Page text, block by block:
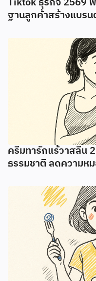
ฐานลูกค้าสร้างแบรน
ครีมทารักแร้วาสลีน
ธรรมชาติ ลดความห